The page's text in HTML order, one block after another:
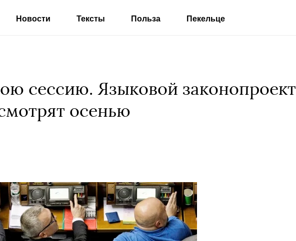
Новости Тексты Польза Пекельце
сессию. Языковой законопроект
осенью